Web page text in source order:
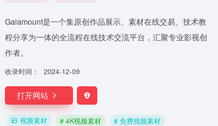
Gaiamount是一个集原创作品展示、素材在线交易、技术教
程分享为一体的全流程在线技术交流平台，汇聚专业影视创
作者。
收录时间： 2024-12-09
打开网站
视频素材 # 4K视频素材
# 免费视频素材